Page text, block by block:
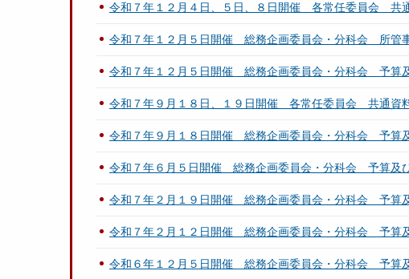
令和７年１２月４日、５日、８日開催 各常任委員会 共
令和７年１２月５日開催 総務企画委員会・分科会 所管
令和７年１２月５日開催 総務企画委員会・分科会 予算
令和７年９月１８日、１９日開催 各常任委員会 共通資
令和７年９月１８日開催 総務企画委員会・分科会 予算
令和７年６月５日開催 総務企画委員会・分科会 予算及
令和７年２月１９日開催 総務企画委員会・分科会 予算
令和７年２月１２日開催 総務企画委員会・分科会 予算
令和６年１２月５日開催 総務企画委員会・分科会 予算